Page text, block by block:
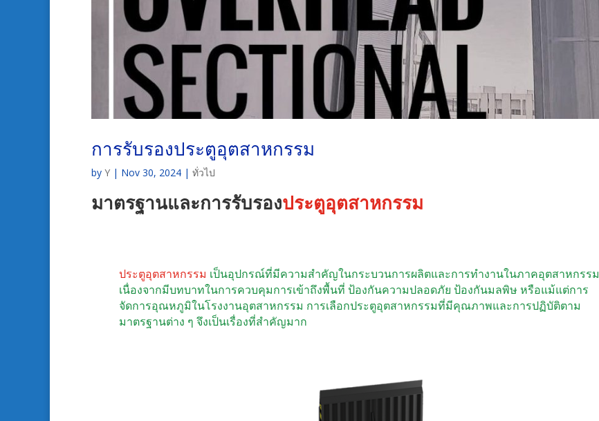
การรับรองประตูอุตสาหกรรม
by Y | Nov 30, 2024 | ทั่วไป
มาตรฐานและการรับรองประตูอุตสาหกรรม
ประตูอุตสาหกรรม เป็นอุปกรณ์ที่มีความสำคัญในกระบวนการผลิตและการทำงานในภาคอุตสาหกรรม
เนื่องจากมีบทบาทในการควบคุมการเข้าถึงพื้นที่ ป้องกันความปลอดภัย ป้องกันมลพิษ หรือแม้แต่การ
จัดการอุณหภูมิในโรงงานอุตสาหกรรม การเลือกประตูอุตสาหกรรมที่มีคุณภาพและการปฏิบัติตาม
มาตรฐานต่าง ๆ จึงเป็นเรื่องที่สำคัญมาก